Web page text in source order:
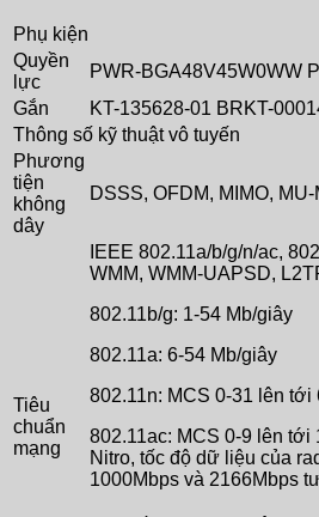
Phụ kiện
Quyền
lực
PWR-BGA48V45W0WW
Gắn
KT-135628-01 BRKT-
Thông số kỹ thuật vô tuyến
Phương
tiện
không
dây
DSSS, OFDM, MIMO, MU-
Tiêu
chuẩn
mạng
IEEE 802.11a/b/g/n/ac,
WMM, WMM-UAPSD,
802.11b/g: 1-54 Mb/giây
802.11a: 6-54 Mb/giây
802.11n: MCS 0-31 lên tới
802.11ac: MCS 0-9 lên tới
Nitro, tốc độ dữ liệu của
1000Mbps và 2166Mbps